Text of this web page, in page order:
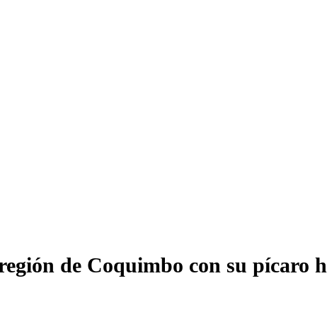
de Coquimbo con su pícaro